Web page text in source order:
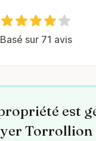
Basé sur 71 avis
est
Torrollion